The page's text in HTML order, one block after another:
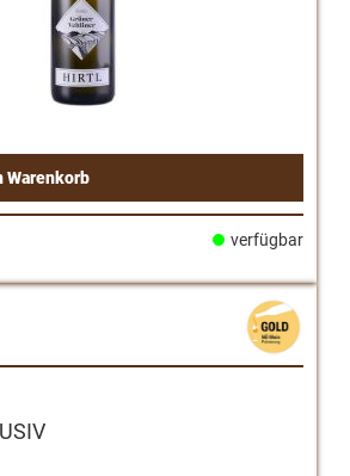
Warenkorb
verfügbar